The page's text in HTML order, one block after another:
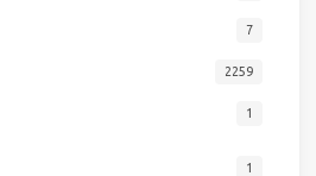
7
2259
1
1